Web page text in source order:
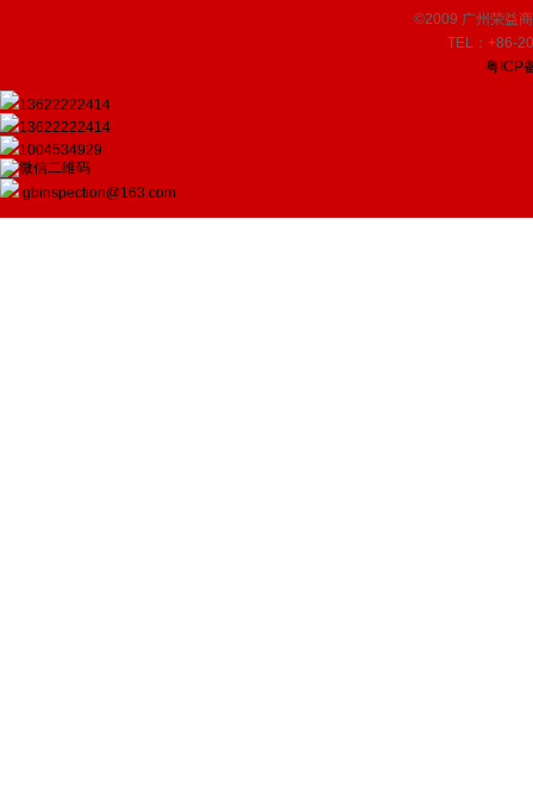
©2009 广州荣益
TEL：+86-
粤ICP
13622222414
13622222414
1004534929
gbinspection@163.com